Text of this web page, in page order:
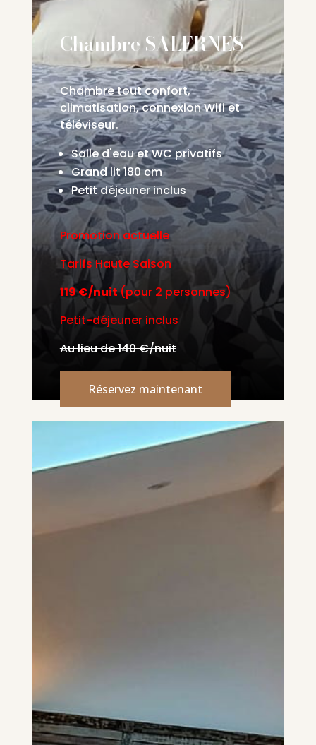
Chambre SALERNES
Chambre tout confort,
climatisation, connexion Wifi et
téléviseur.
Salle d'eau et WC privatifs
Grand lit 180 cm
Petit déjeuner inclus
Promotion actuelle
Tarifs Haute Saison
119 €/nuit(pour 2 personnes)
Petit-déjeuner inclus
Au lieu de 140 €/nuit
Réservez maintenant